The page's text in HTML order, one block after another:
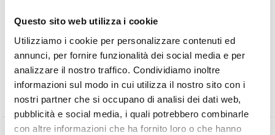
Questo sito web utilizza i cookie
Utilizziamo i cookie per personalizzare contenuti ed
annunci, per fornire funzionalità dei social media e per
analizzare il nostro traffico. Condividiamo inoltre
informazioni sul modo in cui utilizza il nostro sito con i
nostri partner che si occupano di analisi dei dati web,
pubblicità e social media, i quali potrebbero combinarle
con altre informazioni che ha fornito loro o che hanno
STUDIO LEGALE NIMI